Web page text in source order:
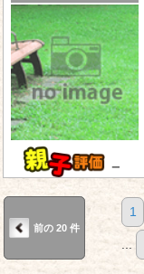
－
前の 20 件
1
...